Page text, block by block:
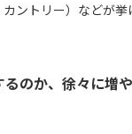
ントリー）などが挙
のか、徐々に増